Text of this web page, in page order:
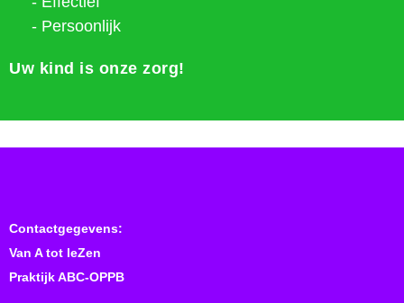
- Persoonlijk
Uw kind is onze zorg!
Contactgegevens:
Van A tot leZen
Praktijk ABC-OPPB